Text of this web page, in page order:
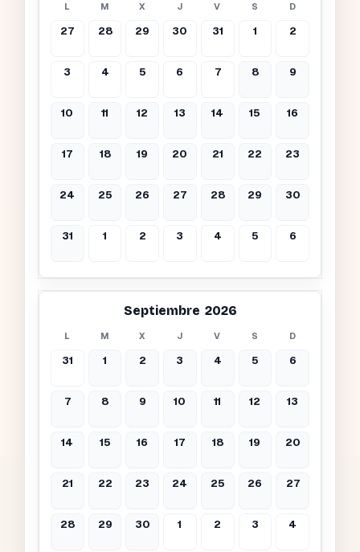
L M X J V S D
27 28 29 30 31 1 2
3 4 5 6 7 8 9
10 11 12 13 14 15 16
17 18 19 20 21 22 23
24 25 26 27 28 29 30
31 1 2 3 4 5 6
Septiembre 2026
L M X J V S D
31 1 2 3 4 5 6
7 8 9 10 11 12 13
14 15 16 17 18 19 20
21 22 23 24 25 26 27
28 29 30 1 2 3 4